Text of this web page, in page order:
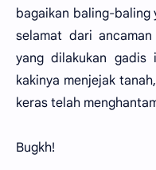
bagaikan baling-baling
selamat dari
yang dilakukan
kakinya menjejak
keras telah
Bugkh!